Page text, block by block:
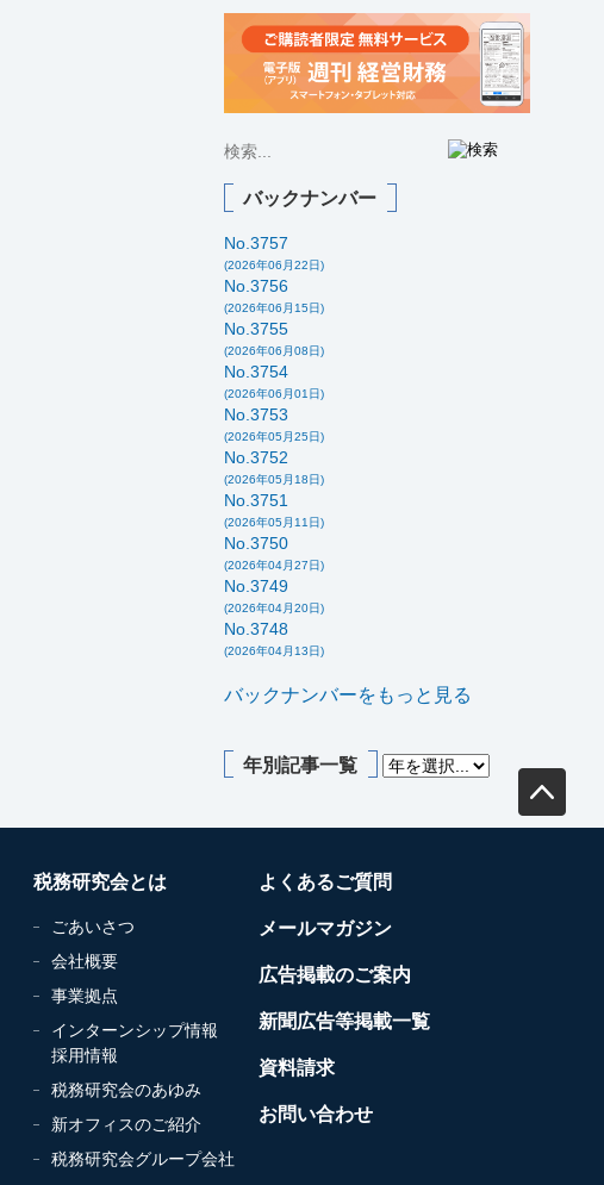
バックナンバー
No.3757
(2026年06月22日)
No.3756
(2026年06月15日)
No.3755
(2026年06月08日)
No.3754
(2026年06月01日)
No.3753
(2026年05月25日)
No.3752
(2026年05月18日)
No.3751
(2026年05月11日)
No.3750
(2026年04月27日)
No.3749
(2026年04月20日)
No.3748
(2026年04月13日)
バックナンバーをもっと見る
年別記事一覧
税務研究会とは
ごあいさつ
会社概要
事業拠点
インターンシップ情報
採用情報
税務研究会のあゆみ
新オフィスのご紹介
税務研究会グループ会社
よくあるご質問
メールマガジン
広告掲載のご案内
新聞広告等掲載一覧
資料請求
お問い合わせ